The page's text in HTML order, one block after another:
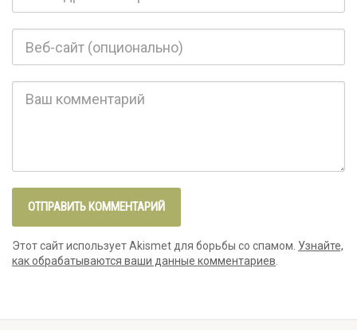
Этот сайт использует Akismet для борьбы со спамом. Узнайте,
как обрабатываются ваши данные комментариев